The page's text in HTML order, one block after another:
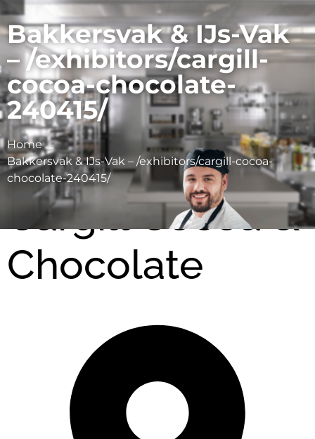
Bakkersvak & IJs-Vak
– /exhibitors/cargill-
cocoa-chocolate-
240415/
Home
Bakkersvak & IJs-Vak – /exhibitors/cargill-cocoa-
chocolate-240415/
Cargill Cocoa &
Chocolate